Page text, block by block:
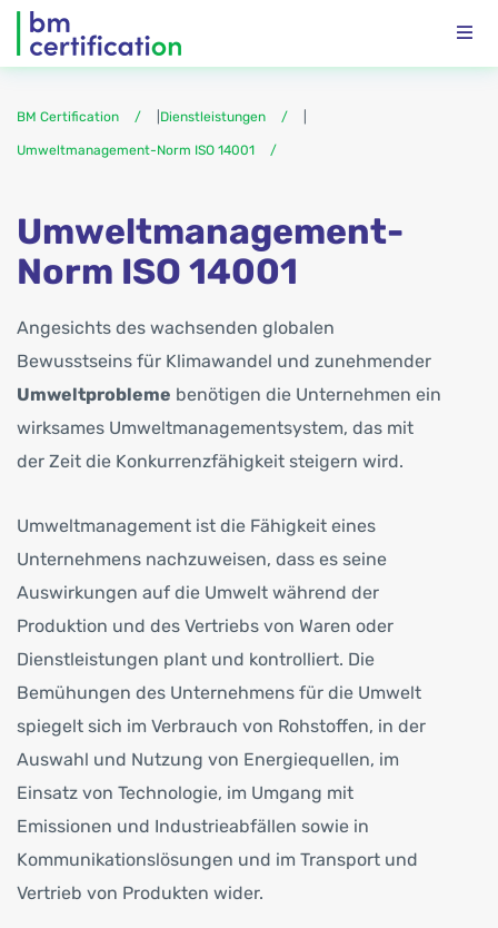
BM Certification Dienstleistungen
Umweltmanagement-Norm ISO 14001
Umweltmanagement-
Norm ISO 14001
Angesichts des wachsenden globalen
Bewusstseins für Klimawandel und zunehmender
Umweltprobleme benötigen die Unternehmen ein
wirksames Umwelt­management­system, das mit
der Zeit die Konkurrenzfähigkeit steigern wird.
Umweltmanagement ist die Fähigkeit eines
Unternehmens nachzuweisen, dass es seine
Auswirkungen auf die Umwelt während der
Produktion und des Vertriebs von Waren oder
Dienstleistungen plant und kontrolliert. Die
Bemühungen des Unternehmens für die Umwelt
spiegelt sich im Verbrauch von Rohstoffen, in der
Auswahl und Nutzung von Energiequellen, im
Einsatz von Technologie, im Umgang mit
Emissionen und Industrieabfällen sowie in
Kommunikationslösungen und im Transport und
Vertrieb von Produkten wider.